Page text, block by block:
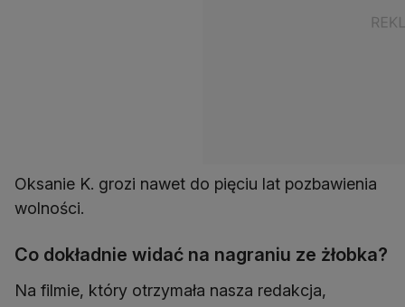
Oksanie K. grozi nawet do pięciu lat pozbawienia
wolności.
Co dokładnie widać na nagraniu ze żłobka?
Na filmie, który otrzymała nasza redakcja,